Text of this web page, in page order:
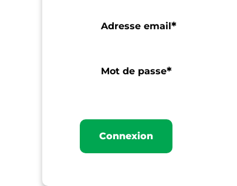
Adresse email*
Mot de passe*